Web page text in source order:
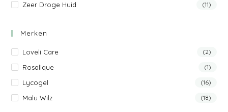
Zeer Droge Huid (11)
Merken
Loveli Care (2)
Rosalique (1)
Lycogel (16)
Malu Wilz (18)